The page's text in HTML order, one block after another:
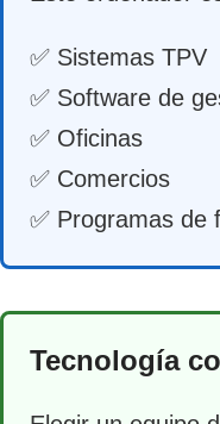
✅ Sistemas TPV
✅ Software de
✅ Oficinas
✅ Comercios
✅ Programas de
Tecnología